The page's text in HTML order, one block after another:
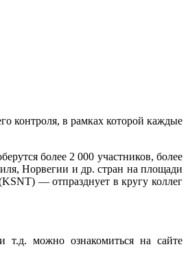
контроля, в рамках которой каждые
более 2 000 участников, более
Норвегии и др. стран на площади
— отпразднует в кругу коллег
т.д. можно ознакомиться на сайте